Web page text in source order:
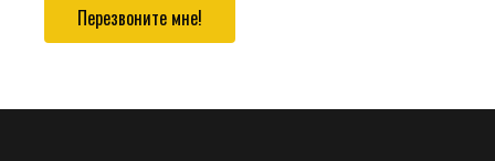
Перезвоните мне!